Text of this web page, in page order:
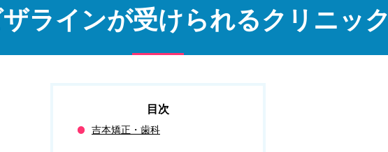
ラインが受けられるクリニック
吉本矯正・歯科